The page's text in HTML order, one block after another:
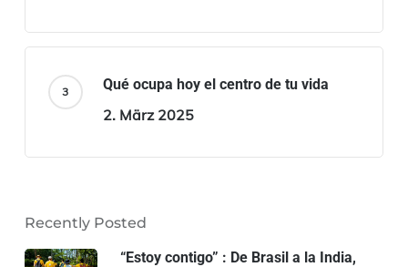
Qué ocupa hoy el centro de tu vida
2. März 2025
Recently Posted
“Estoy contigo” : De Brasil a la India,